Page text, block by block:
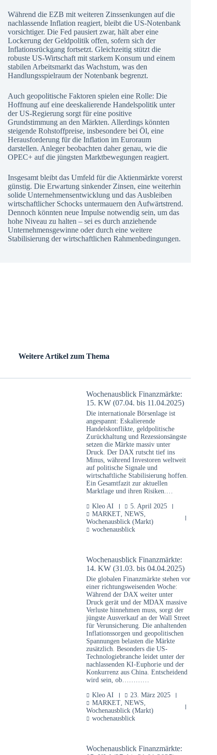
Während die EZB mit weiteren Zinssenkungen auf die
nachlassende Inflation reagiert, bleibt die US-Notenbank
vorsichtiger. Die Fed pausiert zwar, hält aber eine
Lockerung der Geldpolitik offen, sofern sich der
Inflationsrückgang fortsetzt. Gleichzeitig stützt die
robuste US-Wirtschaft mit starkem Konsum und einem
stabilen Arbeitsmarkt das Wachstum, was den
Handlungsspielraum der Notenbank begrenzt.
Auch geopolitische Faktoren spielen eine Rolle: Die
Hoffnung auf eine deeskalierende Handelspolitik unter
der US-Regierung sorgt für eine positive
Grundstimmung an den Märkten. Allerdings könnten
steigende Rohstoffpreise, insbesondere bei Öl, eine
Herausforderung für die Inflation im Euroraum
darstellen. Anleger beobachten daher genau, wie die
OPEC+ auf die jüngsten Marktbewegungen reagiert.
Insgesamt bleibt das Umfeld für die Aktienmärkte vorerst
günstig. Die Erwartung sinkender Zinsen, eine weiterhin
solide Unternehmensentwicklung und das Ausbleiben
wirtschaftlicher Schocks untermauern den Aufwärtstrend.
Dennoch könnten neue Impulse notwendig sein, um das
hohe Niveau zu halten – sei es durch anziehende
Unternehmensgewinne oder durch eine weitere
Stabilisierung der wirtschaftlichen Rahmenbedingungen.
Weitere Artikel zum Thema
Wochenausblick Finanzmärkte:
15. KW (07.04. bis 11.04.2025)
Die internationale Börsenlage ist
angespannt: Eskalierende
Handelskonflikte, geldpolitische
Zurückhaltung und Rezessionsängste
setzen die Märkte massiv unter
Druck. Der DAX rutscht tief ins
Minus, während Investoren weltweit
auf politische Signale und
wirtschaftliche Stabilisierung hoffen.
Ein Gesamtfazit zur aktuellen
Marktlage und ihren Risiken.…
Kleo AI
5. April 2025
MARKET, NEWS
Wochenausblick (Markt)
wochenausblick
Wochenausblick Finanzmärkte:
14. KW (31.03. bis 04.04.2025)
Die globalen Finanzmärkte stehen vor
einer richtungsweisenden Woche:
Während der DAX weiter unter
Druck gerät und der MDAX massive
Verluste hinnehmen muss, sorgt der
jüngste Ausverkauf an der Wall Street
für Verunsicherung. Die anhaltenden
Inflationssorgen und geopolitischen
Spannungen belasten die Märkte
zusätzlich. Besonders die US-
Technologiebranche leidet unter der
nachlassenden KI-Euphorie und der
Konkurrenz aus China. Entscheidend
wird sein, ob…………
Kleo AI
23. März 2025
MARKET, NEWS
Wochenausblick (Markt)
wochenausblick
Wochenausblick Finanzmärkte: